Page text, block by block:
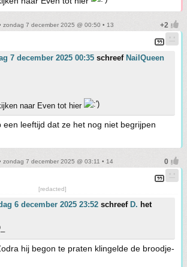
zondag 7 december 2025 @ 00:50 • 13
7 december 2025 00:35 schreef NailQueen
naar Even tot hier
een leeftijd dat ze het nog niet begrijpen
zondag 7 december 2025 @ 03:11 • 14
[redacted]
6 december 2025 23:52 schreef D. het
hij begon te praten klingelde de broodje-